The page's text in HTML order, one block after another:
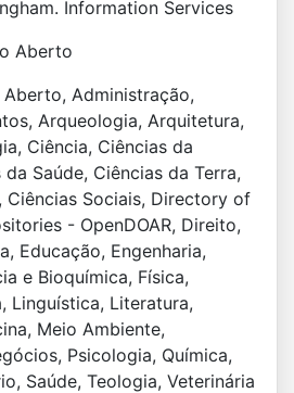
Information Services
Aberto
Aberto, Administração,
Arqueologia, Arquitetura,
Ciência, Ciências da
Saúde, Ciências da Terra,
Ciências Sociais, Directory of
- OpenDOAR, Direito,
Educação, Engenharia,
e Bioquímica, Física,
Linguística, Literatura,
Meio Ambiente,
Psicologia, Química,
Saúde, Teologia, Veterinária